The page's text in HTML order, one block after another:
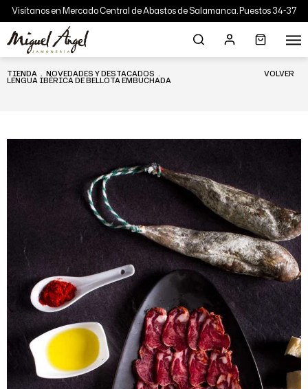
Visítanos en Mercado Central de Abastos de Salamanca. Puestos 34-37
TIENDA . NOVEDADES Y DESTACADOS .
LENGUA IBÉRICA DE BELLOTA EMBUCHADA
VOLVER